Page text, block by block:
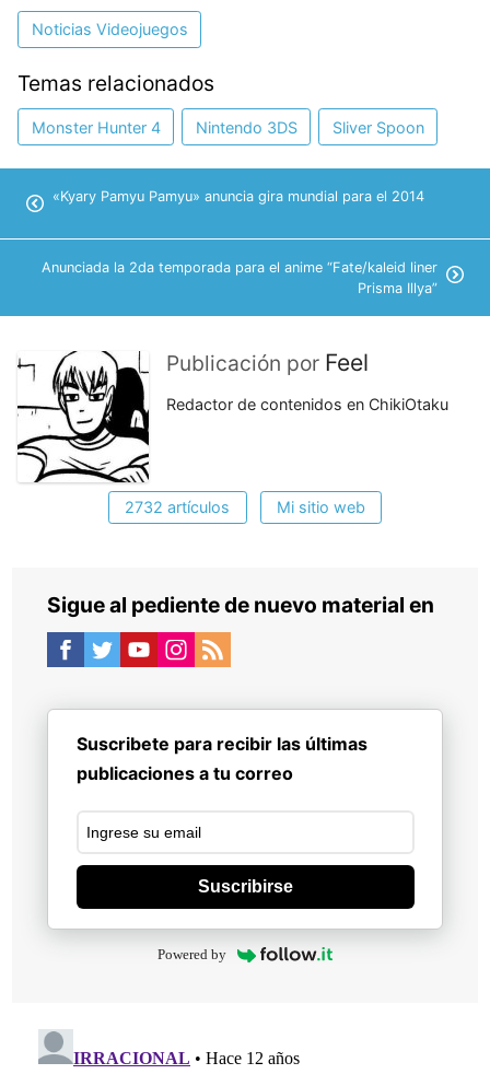
Noticias Videojuegos
Temas relacionados
Monster Hunter 4 Nintendo 3DS Sliver Spoon
«Kyary Pamyu Pamyu» anuncia gira mundial para el 2014
Anunciada la 2da temporada para el anime “Fate/kaleid liner
Prisma Illya”
Publicación por Feel
Redactor de contenidos en ChikiOtaku
2732 artículos Mi sitio web
Sigue al pediente de nuevo material en
Suscribete para recibir las últimas
publicaciones a tu correo
Suscribirse
Powered by